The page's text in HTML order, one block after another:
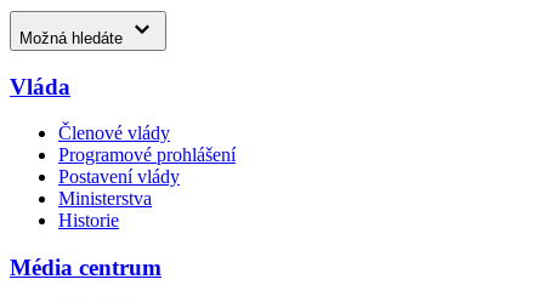
Možná hledáte
Vláda
Členové vlády
Programové prohlášení
Postavení vlády
Ministerstva
Historie
Média centrum